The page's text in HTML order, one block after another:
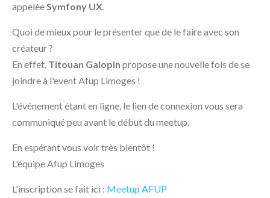
appeléeSymfony UX.
Quoi de mieux pour le présenter que de le faire avec son
créateur ?
En effet, Titouan Galopin propose une nouvelle fois de se
joindre à l'event Afup Limoges !
L'événement étant en ligne, le lien de connexion vous sera
communiqué peu avant le début du meetup.
En espérant vous voir très bientôt !
L'équipe Afup Limoges
L'inscription se fait ici : Meetup AFUP